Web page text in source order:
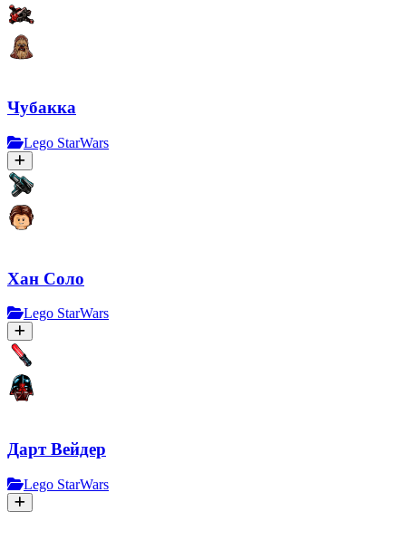
Чубакка
Lego StarWars
Хан Соло
Lego StarWars
Дарт Вейдер
Lego StarWars